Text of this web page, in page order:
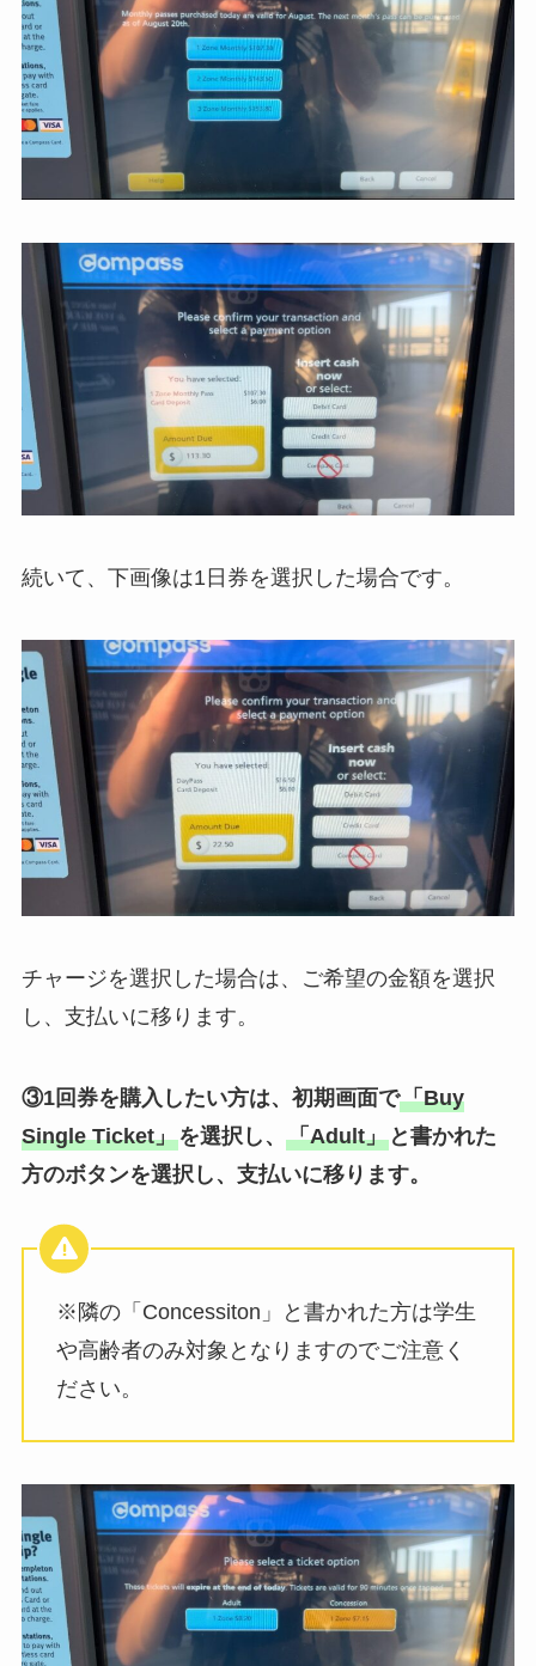
続いて、下画像は1日券を選択した場合です。
チャージを選択した場合は、ご希望の金額を選択
し、支払いに移ります。
③1回券を購入したい方は、初期画面で「Buy
Single Ticket」を選択し、 「Adult」と書かれた
方のボタンを選択し、支払いに移ります。
※隣の「Concessiton」と書かれた方は学生
や高齢者のみ対象となりますのでご注意く
ださい。